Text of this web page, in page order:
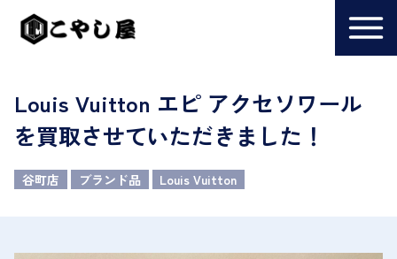
Louis Vuitton エピ アクセソワール
を買取させていただきました！
谷町店 ブランド品 Louis Vuitton